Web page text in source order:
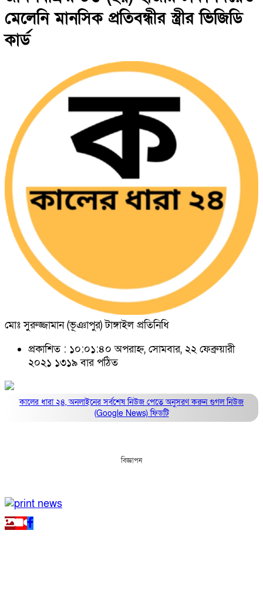
মেলেনি মানসিক প্রতিবন্ধীর স্ত্রীর ভিজিডি
কার্ড
মোঃ সুরুজ্জামান (ভূঞাপুর) টাঙ্গাইল প্রতিনিধি
প্রকাশিত : ১০:০১:৪০ অপরাহ্ন, সোমবার, ২২ ফেব্রুয়ারী
২০২১ ১৩১৯ বার পঠিত
কালের ধারা ২৪, অনলাইনের সর্বশেষ নিউজ পেতে অনুসরণ করুনগুগল নিউজ
(Google News)ফিডটি
বিজ্ঞাপন